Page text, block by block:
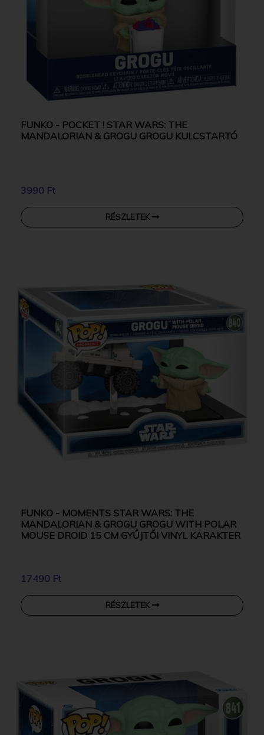
FUNKO - POCKET ! STAR WARS: THE
MANDALORIAN & GROGU GROGU KULCSTARTÓ
3990 Ft
RÉSZLETEK
FUNKO - MOMENTS STAR WARS: THE
MANDALORIAN & GROGU GROGU WITH POLAR
MOUSE DROID 15 CM GYŰJTŐI VINYL KARAKTER
17490 Ft
RÉSZLETEK